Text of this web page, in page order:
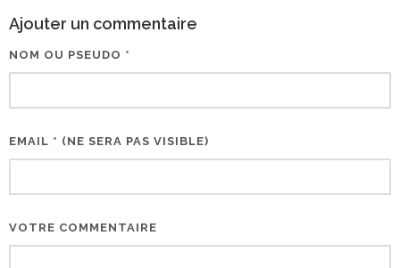
Ajouter un commentaire
NOM OU PSEUDO *
EMAIL * (NE SERA PAS VISIBLE)
VOTRE COMMENTAIRE